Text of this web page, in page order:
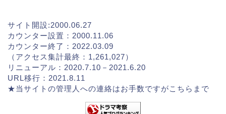
サイト開設:2000.06.27
カウンター設置：2000.11.06
カウンター終了：2022.03.09
（アクセス集計最終：1,261,027）
リニューアル：2020.7.10－2021.6.20
URL移行：2021.8.11
★当サイトの管理人への連絡はお手数ですがこちらまで